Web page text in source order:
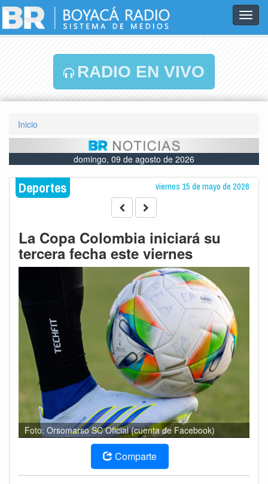
RADIO EN VIVO
Inicio
domingo, 09 de agosto de 2026
Deportes viernes 15 de mayo de 2026
La Copa Colombia iniciará su
tercera fecha este viernes
Foto: Orsomarso SC Oficial (cuenta de Facebook)
Comparte